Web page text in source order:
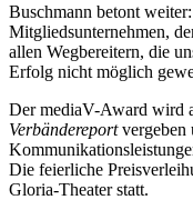
Buschmann betont
Mitgliedsunternehmen,
allen Wegbereitern, die
Erfolg nicht möglich
Der mediaV-Award wird
Verbändereportvergeben
Die feierliche
Gloria-Theater statt.